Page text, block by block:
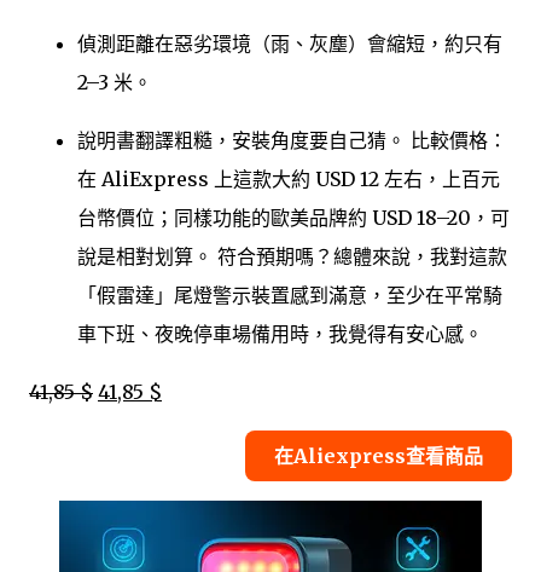
偵測距離在惡劣環境（雨、灰塵）會縮短，約只有
2–3 米。
說明書翻譯粗糙，安裝角度要自己猜。 比較價格：
在 AliExpress 上這款大約 USD 12 左右，上百元
台幣價位；同樣功能的歐美品牌約 USD 18–20，可
說是相對划算。 符合預期嗎？總體來說，我對這款
「假雷達」尾燈警示裝置感到滿意，至少在平常騎
車下班、夜晚停車場備用時，我覺得有安心感。
41,85 $ 41,85 $
在Aliexpress查看商品